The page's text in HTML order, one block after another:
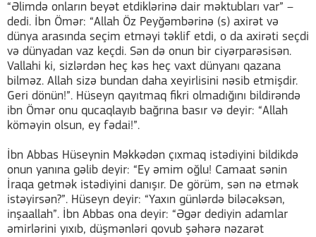
“Əlimdə onların beyət etdiklərinə dair məktubları var” –
dedi. İbn Ömər: “Allah Öz Peyğəmbərinə (s) axirət və
dünya arasında seçim etməyi təklif etdi, o da axirəti seçdi
və dünyadan vaz keçdi. Sən də onun bir ciyərparəsisən.
Vallahi ki, sizlərdən heç kəs heç vaxt dünyanı qazana
bilməz. Allah sizə bundan daha xeyirlisini nəsib etmişdir.
Geri dönün!”. Hüseyn qayıtmaq fikri olmadığını bildirəndə
ibn Ömər onu qucaqlayıb bağrına basır və deyir: “Allah
köməyin olsun, ey fədai!”.
İbn Abbas Hüseynin Məkkədən çıxmaq istədiyini bildikdə
onun yanına gəlib deyir: “Ey əmim oğlu! Camaat sənin
İraqa getmək istədiyini danışır. De görüm, sən nə etmək
istəyirsən?”. Hüseyn deyir: “Yaxın günlərdə biləcəksən,
inşaallah”. İbn Abbas ona deyir: “Əgər dediyin adamlar
əmirlərini yıxıb, düşmənləri qovub şəhərə nəzarət